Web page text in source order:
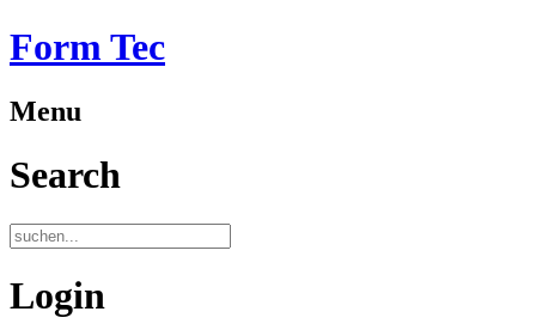
Form Tec
Menu
Search
Login